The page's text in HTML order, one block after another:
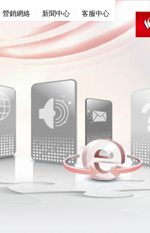
營銷網絡 新聞中心 客服中心